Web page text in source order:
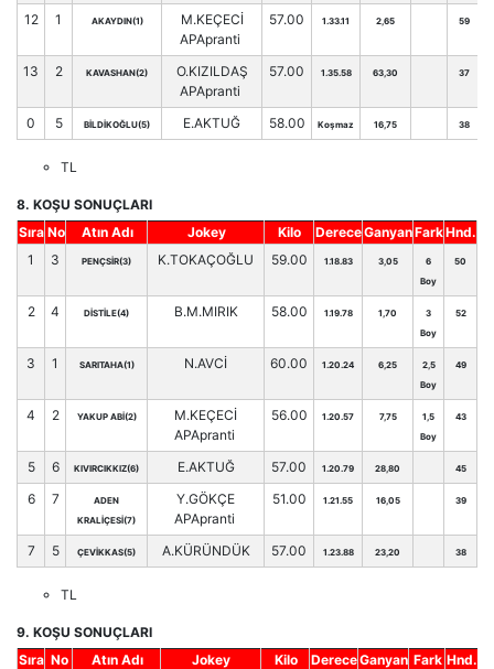
12 1 AKAYDIN(1)
M.KEÇECİ
APApranti
57.00 1.33.11 2,65 59
13 2 KAVASHAN(2)
O.KIZILDAŞ
APApranti
57.00 1.35.58 63,30 37
0 5 BİLDİKOĞLU(5) E.AKTUĞ 58.00 Koşmaz 16,75 38
TL
8. KOŞU SONUÇLARI
Sıra No Atın Adı Jokey Kilo DereceGanyanFarkHnd.
1
3 PENÇSİR(3) K.TOKAÇOĞLU 59.00 1.18.83 3,05
6
Boy
50
2 4 DİSTİLE(4) B.M.MIRIK 58.00 1.19.78 1,70
3
Boy
52
3 1 SARITAHA(1) N.AVCİ 60.00 1.20.24 6,25
2,5
Boy
49
4 2 YAKUP ABİ(2)
M.KEÇECİ
APApranti
56.00 1.20.57 7,75
1,5
Boy
43
5 6 KIVIRCIKKIZ(6) E.AKTUĞ 57.00 1.20.79 28,80 45
6 7
ADEN
KRALİÇESİ(7)
Y.GÖKÇE
APApranti
51.00 1.21.55 16,05 39
7 5 ÇEVİKKAS(5) A.KÜRÜNDÜK 57.00 1.23.88 23,20 38
TL
9. KOŞU SONUÇLARI
Sıra No Atın Adı Jokey Kilo DereceGanyan Fark Hnd.